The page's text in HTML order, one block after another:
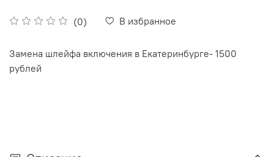
(0) В избранное
Замена шлейфа включения в Екатеринбурге- 1500
рублей